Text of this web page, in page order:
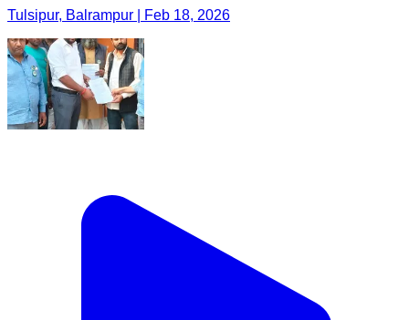
Tulsipur, Balrampur | Feb 18, 2026